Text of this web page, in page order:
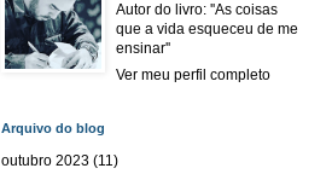
Autor do livro: ''As coisas
que a vida esqueceu de me
ensinar''
Ver meu perfil completo
Arquivo do blog
outubro 2023 (11)